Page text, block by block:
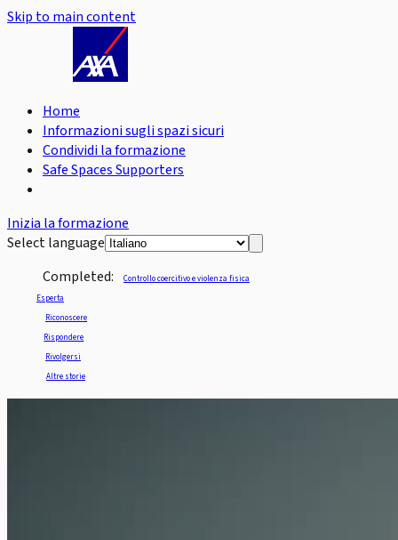
Skip to main content
Home
Informazioni sugli spazi sicuri
Condividi la formazione
Safe Spaces Supporters
Inizia la formazione
Select language
Completed:
Controllo coercitivo e violenza fisica
Esperta
Riconoscere
Rispondere
Rivolgersi
Altre storie